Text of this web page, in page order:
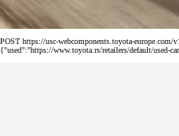
POST https://usc-webcomponents.toyota-
{"used":"https://www.toyota.rs/retailers/default/used-